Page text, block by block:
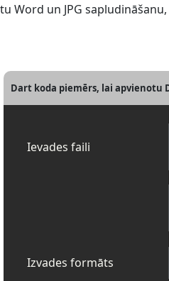
Word un JPG
Dart koda piemērs, lai apvienotu
Ievades faili
Izvades formāts